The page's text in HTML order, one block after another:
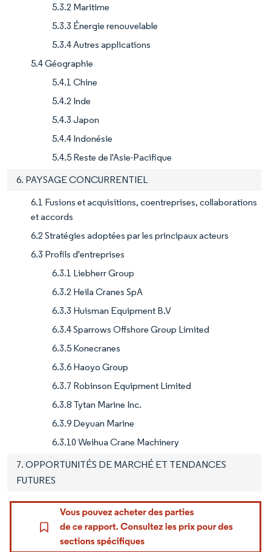
5.3.2 Maritime
5.3.3 Énergie renouvelable
5.3.4 Autres applications
5.4 Géographie
5.4.1 Chine
5.4.2 Inde
5.4.3 Japon
5.4.4 Indonésie
5.4.5 Reste de l'Asie-Pacifique
6. PAYSAGE CONCURRENTIEL
6.1 Fusions et acquisitions, coentreprises, collaborations
et accords
6.2 Stratégies adoptées par les principaux acteurs
6.3 Profils d'entreprises
6.3.1 Liebherr Group
6.3.2 Heila Cranes SpA
6.3.3 Huisman Equipment B.V
6.3.4 Sparrows Offshore Group Limited
6.3.5 Konecranes
6.3.6 Haoyo Group
6.3.7 Robinson Equipment Limited
6.3.8 Tytan Marine Inc.
6.3.9 Deyuan Marine
6.3.10 Weihua Crane Machinery
7. OPPORTUNITÉS DE MARCHÉ ET TENDANCES
FUTURES